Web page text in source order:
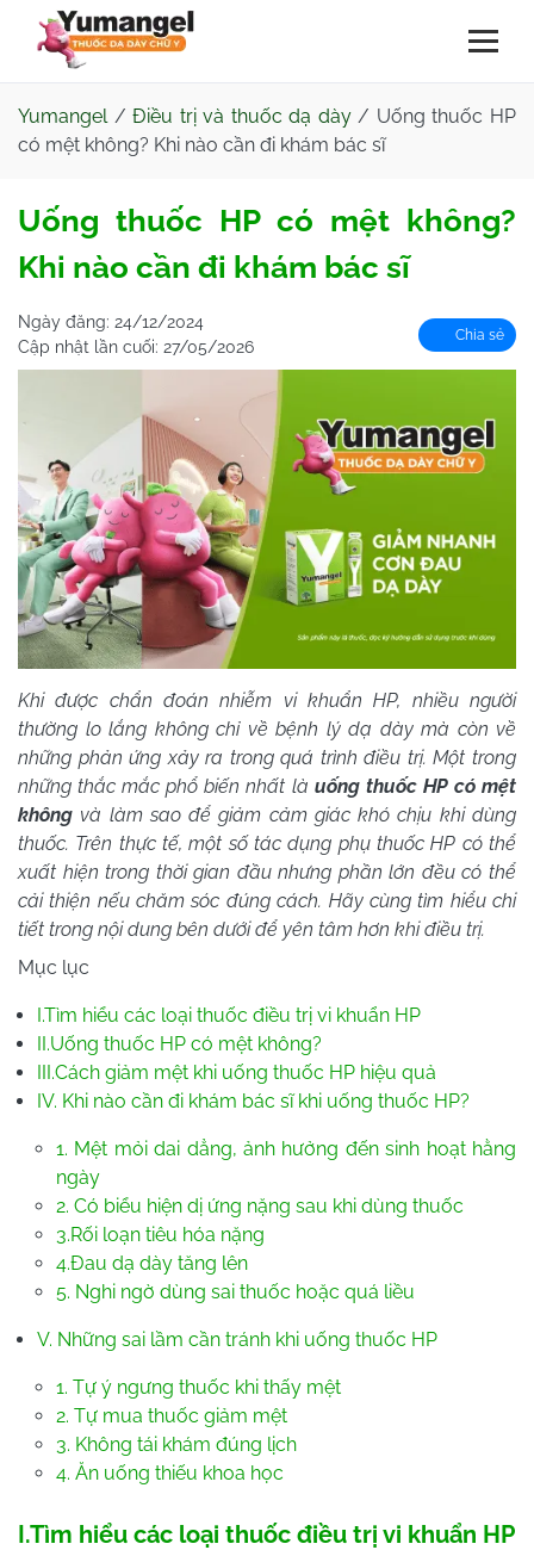
Yumangel/Điều trị và thuốc dạ dày/ Uống thuốc HP
có mệt không? Khi nào cần đi khám bác sĩ
Uống thuốc HP có mệt không?
Khi nào cần đi khám bác sĩ
Ngày đăng: 24/12/2024
Cập nhật lần cuối: 27/05/2026
Chia sẻ
Khi được chẩn đoán nhiễm vi khuẩn HP, nhiều người
thường lo lắng không chỉ về bệnh lý dạ dày mà còn về
những phản ứng xảy ra trong quá trình điều trị. Một trong
những thắc mắc phổ biến nhất là uống thuốc HP có mệt
không và làm sao để giảm cảm giác khó chịu khi dùng
thuốc. Trên thực tế, một số tác dụng phụ thuốc HP có thể
xuất hiện trong thời gian đầu nhưng phần lớn đều có thể
cải thiện nếu chăm sóc đúng cách. Hãy cùng tìm hiểu chi
tiết trong nội dung bên dưới để yên tâm hơn khi điều trị.
Mục lục
I.Tìm hiểu các loại thuốc điều trị vi khuẩn HP
II.Uống thuốc HP có mệt không?
III.Cách giảm mệt khi uống thuốc HP hiệu quả
IV. Khi nào cần đi khám bác sĩ khi uống thuốc HP?
1. Mệt mỏi dai dẳng, ảnh hưởng đến sinh hoạt hằng
ngày
2. Có biểu hiện dị ứng nặng sau khi dùng thuốc
3.Rối loạn tiêu hóa nặng
4.Đau dạ dày tăng lên
5. Nghi ngờ dùng sai thuốc hoặc quá liều
V. Những sai lầm cần tránh khi uống thuốc HP
1. Tự ý ngưng thuốc khi thấy mệt
2. Tự mua thuốc giảm mệt
3. Không tái khám đúng lịch
4. Ăn uống thiếu khoa học
I.Tìm hiểu các loại thuốc điều trị vi khuẩn HP